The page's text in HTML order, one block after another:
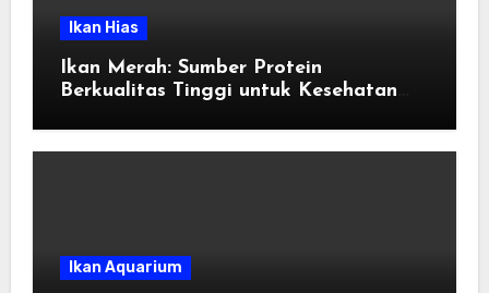
Ikan Hias
Ikan Merah: Sumber Protein
Berkualitas Tinggi untuk Kesehatan
Ikan Aquarium